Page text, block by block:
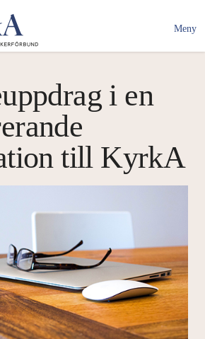
Meny
i en
till KyrkA